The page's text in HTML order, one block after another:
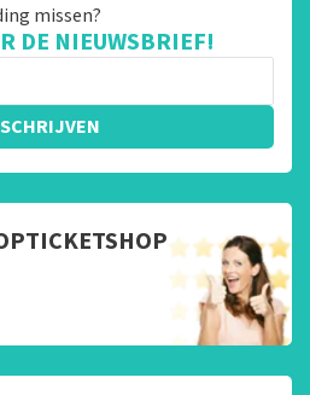
missen?
DE NIEUWSBRIEF!